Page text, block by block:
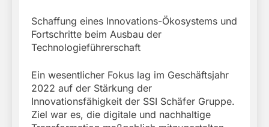
Schaffung eines Innovations-Ökosystems und
Fortschritte beim Ausbau der
Technologieführerschaft
Ein wesentlicher Fokus lag im Geschäftsjahr
2022 auf der Stärkung der
Innovationsfähigkeit der SSI Schäfer Gruppe.
Ziel war es, die digitale und nachhaltige